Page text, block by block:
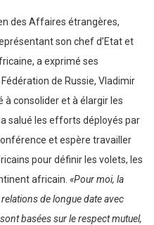
des Affaires étrangères,
son chef d’Etat et
a exprimé ses
de Russie, Vladimir
à consolider et à élargir les
salué les efforts déployés par
et espère travailler
pour définir les volets, les
africain. «Pour moi, la
de longue date avec
basées sur le respect mutuel,